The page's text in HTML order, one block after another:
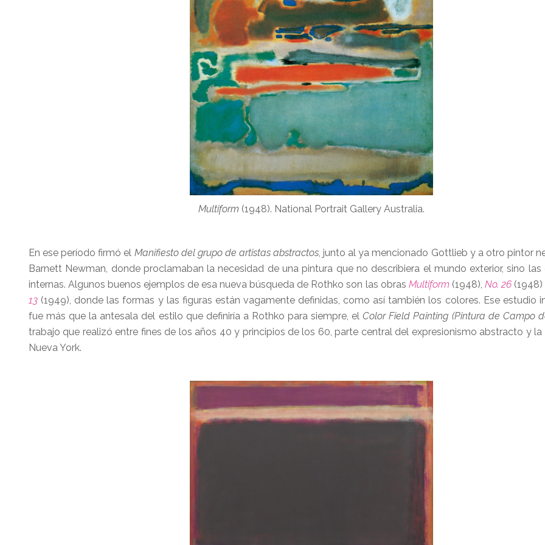
Multiform (1948). National Portrait Gallery Australia.
En ese período firmó el Manifiesto del grupo de artistas abstractos, junto al ya mencionado Gottlieb y a otro pintor
Barnett Newman, donde proclamaban la necesidad de una pintura que no describiera el mundo exterior, sino las
internas. Algunos buenos ejemplos de esa nueva búsqueda de Rothko son las obras Multiform(1948), No. 26(1948)
13 (1949), donde las formas y las figuras están vagamente definidas, como así también los colores. Ese estudio
fue más que la antesala del estilo que definiría a Rothko para siempre, elColor Field Painting (Pintura de Campo
trabajo que realizó entre fines de los años 40 y principios de los 60, parte central del expresionismo abstracto y la
Nueva York.